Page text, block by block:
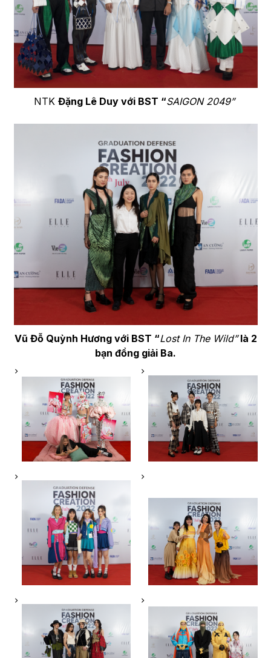
NTK Đặng Lê Duy với BST “SAIGON 2049”
Vũ Đỗ Quỳnh Hương với BST “Lost In The Wild”là 2
bạn đồng giải Ba.